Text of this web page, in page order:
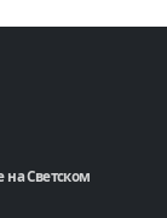
Светском